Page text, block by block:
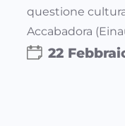
questione
Accabadora
22